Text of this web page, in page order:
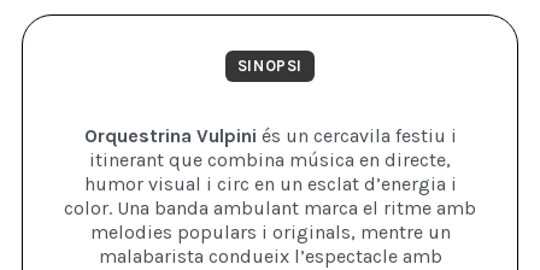
SINOPSI
Orquestrina Vulpini és un cercavila festiu i
itinerant que combina música en directe,
humor visual i circ en un esclat d’energia i
color. Una banda ambulant marca el ritme amb
melodies populars i originals, mentre un
malabarista condueix l’espectacle amb